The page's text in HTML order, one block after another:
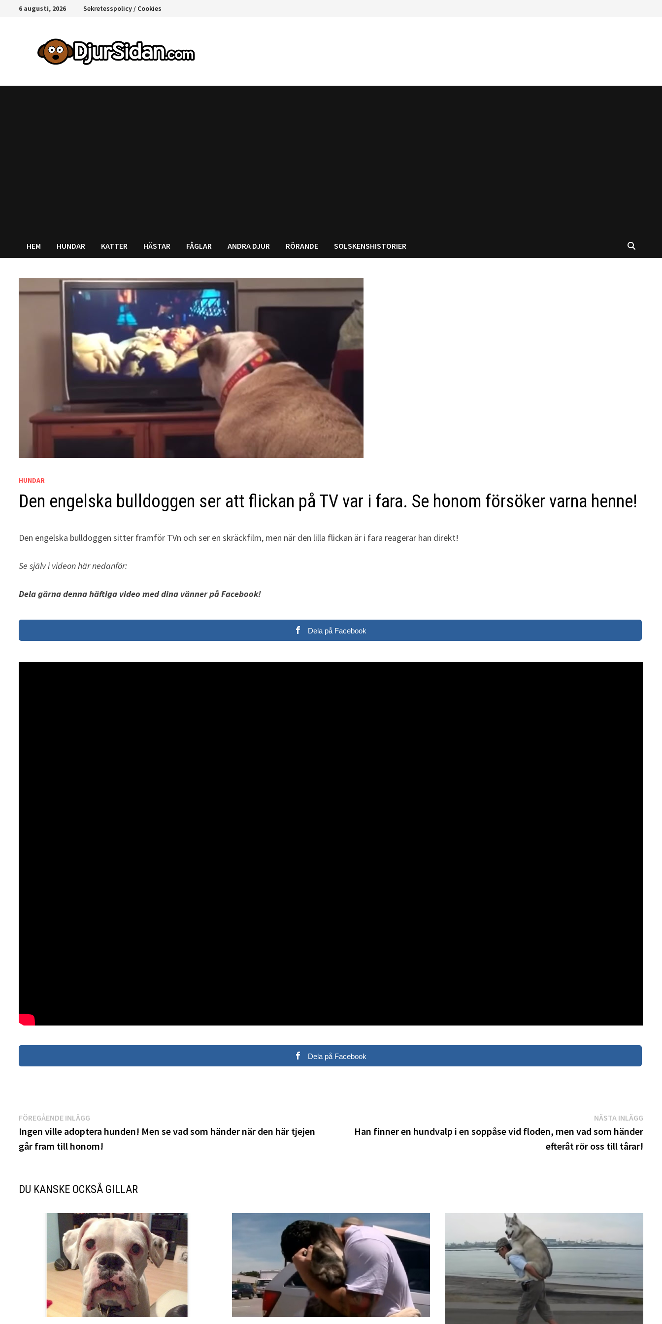
Hoppa6 augusti, 2026 Sekretesspolicy / Cookies
HEM HUNDAR KATTER HÄSTAR FÅGLAR ANDRA DJUR RÖRANDE SOLSKENSHISTORIER
HUNDAR
Den engelska bulldoggen ser att flickan på TV var i fara. Se honom försöker varna henne!
Den engelska bulldoggen sitter framför TVn och ser en skräckfilm, men när den lilla flickan är i fara reagerar han direkt!
Se själv i videon här nedanför:
Dela gärna denna häftiga video med dina vänner på Facebook!
Dela på Facebook
Dela på Facebook
Inläggsnavigering
FÖREGÅENDE INLÄGG
inlägg:
Ingen ville adoptera hunden! Men se vad som händer när den här tjejen
går fram till honom!
NÄSTA INLÄGG
Han finner en hundvalp i en soppåse vid floden, men vad som händer
efteråt rör oss till tårar!
DU KANSKE OCKSÅ GILLAR